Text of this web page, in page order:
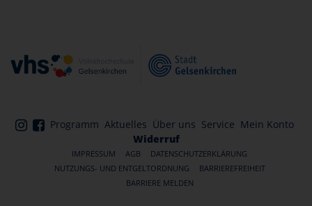
Programm Aktuelles Über uns Service Mein Konto
Widerruf
IMPRESSUM AGB
DATENSCHUTZERKLÄRUNG
NUTZUNGS- UND ENTGELTORDNUNG
BARRIEREFREIHEIT
BARRIERE MELDEN